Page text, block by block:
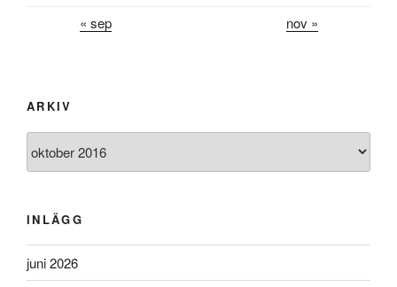
« sep
nov »
ARKIV
INLÄGG
juni 2026